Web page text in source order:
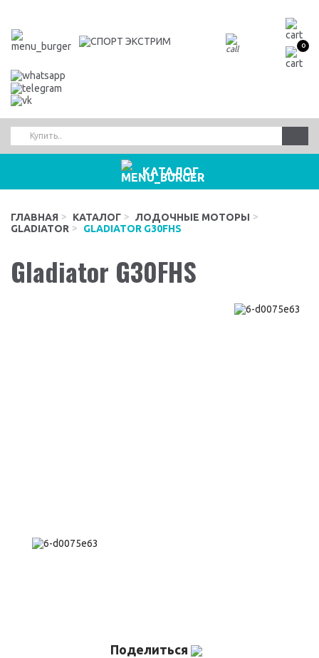
0
КАТАЛОГ
ГЛАВНАЯ КАТАЛОГ
ЛОДОЧНЫЕ МОТОРЫ
GLADIATOR
GLADIATOR G30FHS
Gladiator G30FHS
Поделиться